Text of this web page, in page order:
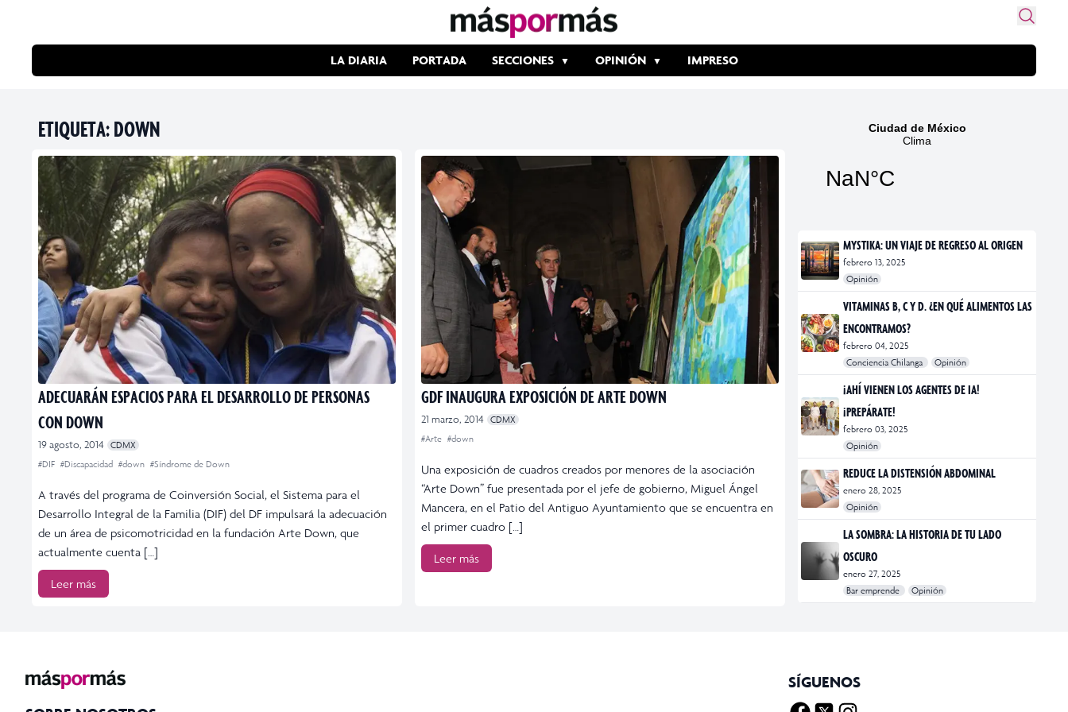
LA DIARIA PORTADA SECCIONES OPINIÓN IMPRESO
ETIQUETA:DOWN
ADECUARÁN ESPACIOS PARA EL DESARROLLO DE PERSONAS
CON DOWN
19 agosto, 2014
CDMX
#DIF #Discapacidad #down #Síndrome de Down
A través del programa de Coinversión Social, el Sistema para el
Desarrollo Integral de la Familia (DIF) del DF impulsará la adecuación
de un área de psicomotricidad en la fundación Arte Down, que
actualmente cuenta […]
Leer más
GDF INAUGURA EXPOSICIÓN DE ARTE DOWN
21 marzo, 2014
CDMX
#Arte #down
Una exposición de cuadros creados por menores de la asociación
“Arte Down” fue presentada por el jefe de gobierno, Miguel Ángel
Mancera, en el Patio del Antiguo Ayuntamiento que se encuentra en
el primer cuadro […]
Leer más
MYSTIKA: UN VIAJE DE REGRESO AL ORIGEN
febrero 13, 2025
Opinión
#exposiciones
#fotografía
VITAMINAS B, C Y D. ¿EN QUÉ ALIMENTOS LAS
ENCONTRAMOS?
febrero 04, 2025
Conciencia Chilanga
Opinión
#bienestar
#Opinión
#Principal
¡AHÍ VIENEN LOS AGENTES DE IA!
¡PREPÁRATE!
febrero 03, 2025
Opinión
#Bar Emprende
#Opinión
#Principal
REDUCE LA DISTENSIÓN ABDOMINAL
enero 28, 2025
Opinión
#bienestar
#Opinión
#Principal
#Salud
LA SOMBRA: LA HISTORIA DE TU LADO
OSCURO
enero 27, 2025
Bar emprende
Opinión
#Bar Emprende
#CDMX
#marketing
SÍGUENOS